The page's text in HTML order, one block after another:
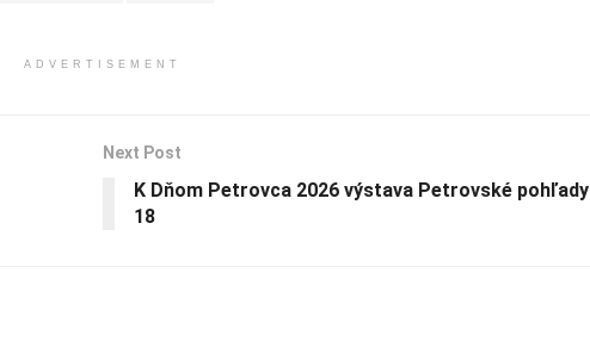
ADVERTISEMENT
Next Post
K Dňom Petrovca 2026 výstava Petrovské pohľady
18